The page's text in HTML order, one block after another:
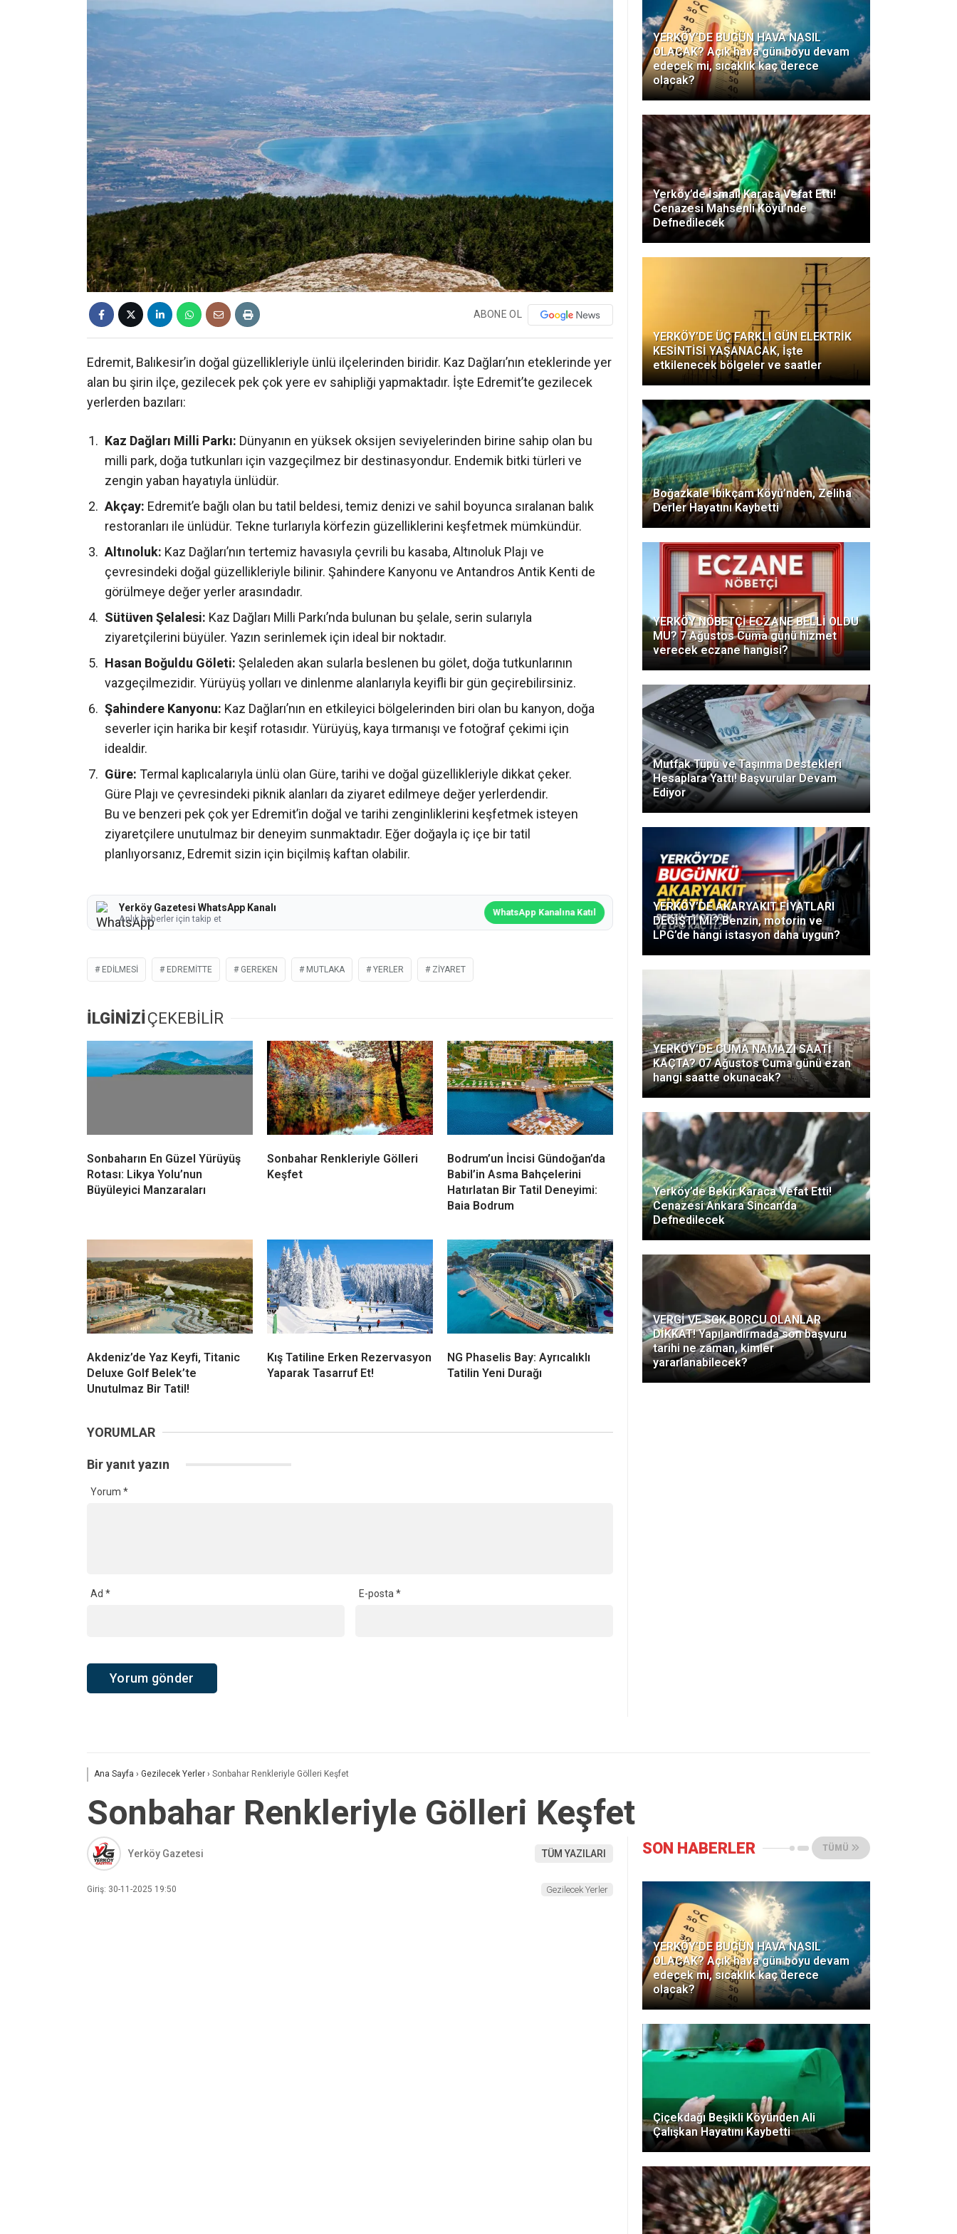
ABONE OL
Edremit, Balıkesir’in doğal güzellikleriyle ünlü ilçelerinden biridir. Kaz Dağları’nın eteklerinde yer
alan bu şirin ilçe, gezilecek pek çok yere ev sahipliği yapmaktadır. İşte Edremit’te gezilecek
yerlerden bazıları:
Kaz Dağları Milli Parkı: Dünyanın en yüksek oksijen seviyelerinden birine sahip olan bu
milli park, doğa tutkunları için vazgeçilmez bir destinasyondur. Endemik bitki türleri ve
zengin yaban hayatıyla ünlüdür.
Akçay: Edremit’e bağlı olan bu tatil beldesi, temiz denizi ve sahil boyunca sıralanan balık
restoranları ile ünlüdür. Tekne turlarıyla körfezin güzelliklerini keşfetmek mümkündür.
Altınoluk: Kaz Dağları’nın tertemiz havasıyla çevrili bu kasaba, Altınoluk Plajı ve
çevresindeki doğal güzellikleriyle bilinir. Şahindere Kanyonu ve Antandros Antik Kenti de
görülmeye değer yerler arasındadır.
Sütüven Şelalesi: Kaz Dağları Milli Parkı’nda bulunan bu şelale, serin sularıyla
ziyaretçilerini büyüler. Yazın serinlemek için ideal bir noktadır.
Hasan Boğuldu Göleti: Şelaleden akan sularla beslenen bu gölet, doğa tutkunlarının
vazgeçilmezidir. Yürüyüş yolları ve dinlenme alanlarıyla keyifli bir gün geçirebilirsiniz.
Şahindere Kanyonu: Kaz Dağları’nın en etkileyici bölgelerinden biri olan bu kanyon, doğa
severler için harika bir keşif rotasıdır. Yürüyüş, kaya tırmanışı ve fotoğraf çekimi için
idealdir.
Güre: Termal kaplıcalarıyla ünlü olan Güre, tarihi ve doğal güzellikleriyle dikkat çeker.
Güre Plajı ve çevresindeki piknik alanları da ziyaret edilmeye değer yerlerdendir.
Bu ve benzeri pek çok yer Edremit’in doğal ve tarihi zenginliklerini keşfetmek isteyen
ziyaretçilere unutulmaz bir deneyim sunmaktadır. Eğer doğayla iç içe bir tatil
planlıyorsanız, Edremit sizin için biçilmiş kaftan olabilir.
Yerköy Gazetesi WhatsApp Kanalı
Anlık haberler için takip et
WhatsApp Kanalına Katıl
EDILMESI EDREMITTE GEREKEN MUTLAKA YERLER ZIYARET
İLGİNİZİ ÇEKEBİLİR
Sonbaharın En Güzel Yürüyüş
Rotası: Likya Yolu’nun
Büyüleyici Manzaraları
Sonbahar Renkleriyle Gölleri
Keşfet
Bodrum’un İncisi Gündoğan’da
Babil’in Asma Bahçelerini
Hatırlatan Bir Tatil Deneyimi:
Baia Bodrum
Akdeniz’de Yaz Keyfi, Titanic
Deluxe Golf Belek’te
Unutulmaz Bir Tatil!
Kış Tatiline Erken Rezervasyon
Yaparak Tasarruf Et!
NG Phaselis Bay: Ayrıcalıklı
Tatilin Yeni Durağı
YORUMLAR
Bir yanıt yazın
Yorum *
Ad * E-posta*
YERKÖY’DE BUGÜN HAVA NASIL
OLACAK? Açık hava gün boyu devam
edecek mi, sıcaklık kaç derece
olacak?
Yerköy’de İsmail Karaca Vefat Etti!
Cenazesi Mahsenli Köyü’nde
Defnedilecek
YERKÖY’DE ÜÇ FARKLI GÜN ELEKTRİK
KESİNTİSİ YAŞANACAK, İşte
etkilenecek bölgeler ve saatler
Boğazkale İbikçam Köyü’nden, Zeliha
Derler Hayatını Kaybetti
YERKÖY NÖBETÇİ ECZANE BELLİ OLDU
MU? 7 Ağustos Cuma günü hizmet
verecek eczane hangisi?
Mutfak Tüpü ve Taşınma Destekleri
Hesaplara Yattı! Başvurular Devam
Ediyor
YERKÖY’DE AKARYAKIT FİYATLARI
DEĞİŞTİ Mİ? Benzin, motorin ve
LPG’de hangi istasyon daha uygun?
YERKÖY’DE CUMA NAMAZI SAATİ
KAÇTA? 07 Ağustos Cuma günü ezan
hangi saatte okunacak?
Yerköy’de Bekir Karaca Vefat Etti!
Cenazesi Ankara Sincan’da
Defnedilecek
VERGİ VE SGK BORCU OLANLAR
DİKKAT! Yapılandırmada son başvuru
tarihi ne zaman, kimler
yararlanabilecek?
Ana Sayfa › Gezilecek Yerler › Sonbahar Renkleriyle Gölleri Keşfet
Sonbahar Renkleriyle Gölleri Keşfet
Yerköy Gazetesi TÜM YAZILARI
Giriş: 30-11-2025 19:50 Gezilecek Yerler
SON HABERLER TÜMÜ
YERKÖY’DE BUGÜN HAVA NASIL
OLACAK? Açık hava gün boyu devam
edecek mi, sıcaklık kaç derece
olacak?
Çiçekdağı Beşikli Köyünden Ali
Çalışkan Hayatını Kaybetti